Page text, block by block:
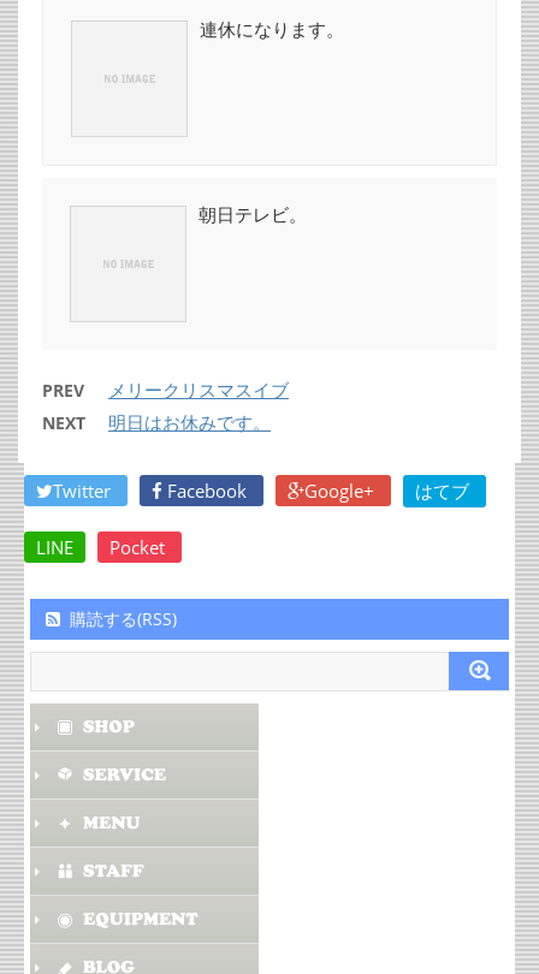
連休になります。
朝日テレビ。
PREV メリークリスマスイブ
NEXT 明日はお休みです。
Twitter Facebook Google+ はてブ
LINE Pocket
購読する(RSS)